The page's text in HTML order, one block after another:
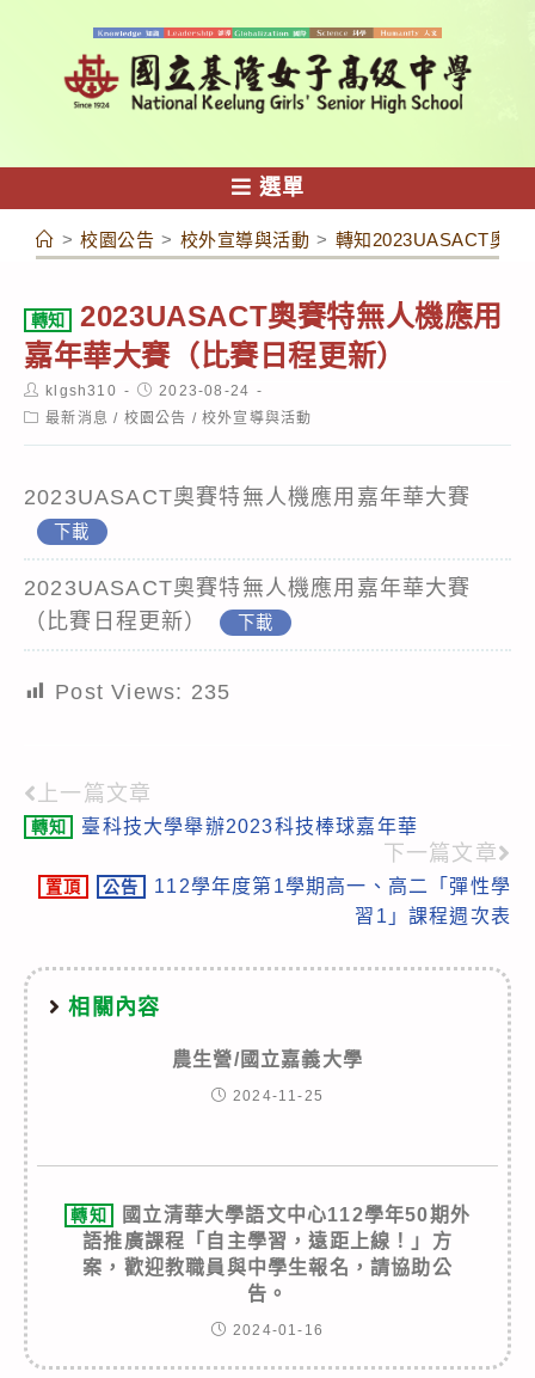
容
選單
> 校園公告 > 校外宣導與活動 > 轉知2023UASACT奧賽
轉知
2023UASACT奧賽特無人機應用
嘉年華大賽（比賽日程更新）
Post
author:
klgsh310
Post
published:
2023-08-24
Post最新消息 / 校園公告 / 校外宣導與活動
2023UASACT奧賽特無人機應用嘉年華大賽
下載
2023UASACT奧賽特無人機應用嘉年華大賽
（比賽日程更新）
下載
Post Views: 235
Read
more
articles
上一篇文章
轉知 臺科技大學舉辦2023科技棒球嘉年華
下一篇文章
置頂 公告
112學年度第1學期高一、高二「彈性學
習1」課程週次表
相關內容
農生營/國立嘉義大學
2024-11-25
轉知
國立清華大學語文中心112學年50期外
語推廣課程「自主學習，遠距上線！」方
案，歡迎教職員與中學生報名，請協助公
告。
2024-01-16